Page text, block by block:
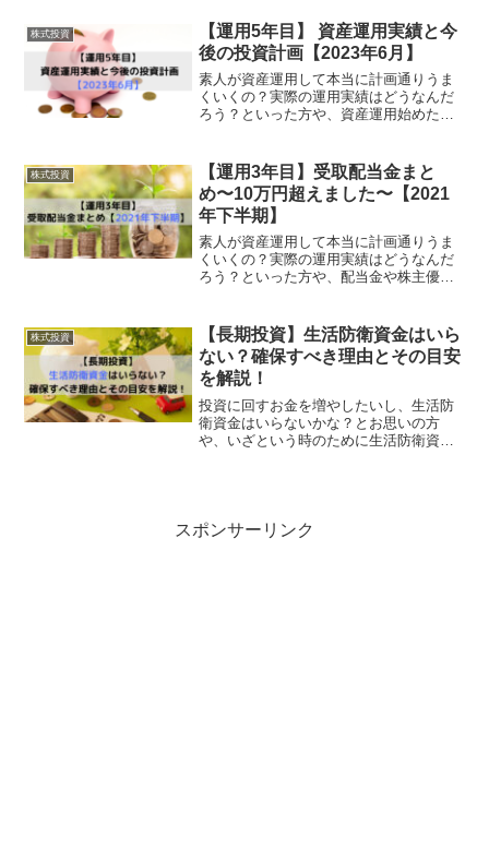
ひょっとして私だけ、、、？と不安にな
っている方に読...
株式投資
【運用5年目】 資産運用実績と今
後の投資計画【2023年6月】
素人が資産運用して本当に計画通りうま
くいくの？実際の運用実績はどうなんだ
ろう？といった方や、資産運用始めたけ
ひょっとして私だけ、、、？と不安にな
っている方に読...
株式投資
【運用3年目】受取配当金まと
め〜10万円超えました〜【2021
年下半期】
素人が資産運用して本当に計画通りうま
くいくの？実際の運用実績はどうなんだ
ろう？といった方や、配当金や株主優待
意味あるのかしら？と思っている方に読
んでいただきたい記事です...
株式投資
【長期投資】生活防衛資金はいら
ない？確保すべき理由とその目安
を解説！
投資に回すお金を増やしたいし、生活防
衛資金はいらないかな？とお思いの方
や、いざという時のために生活防衛資金
スポンサーリンク